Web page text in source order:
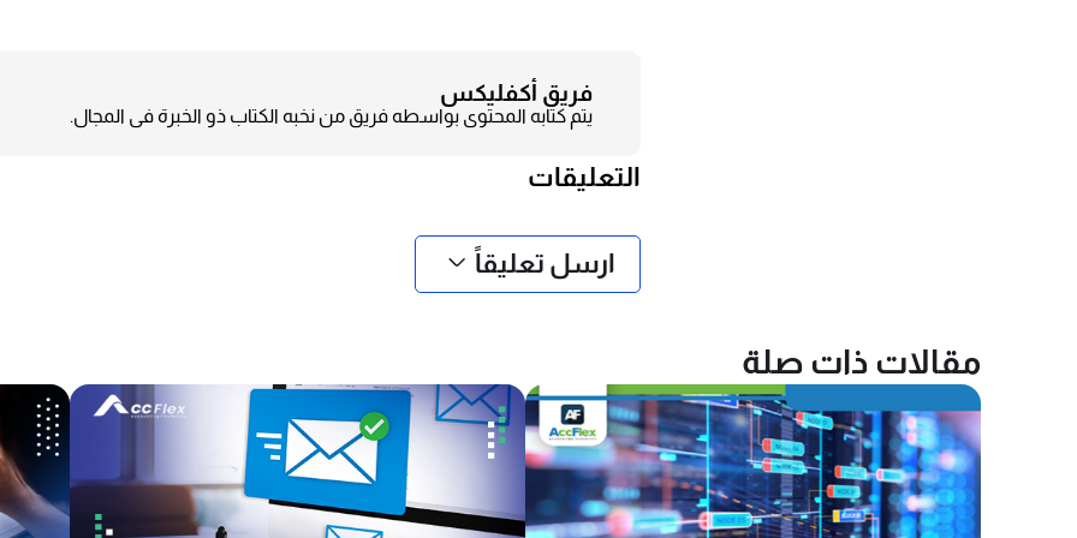
فريق أكفليكس
يتم كتابه المحتوى بواسطه فريق من نخبه الكتاب ذو الخبرة فى المجال.
التعليقات
ارسل تعليقاً
مقالات ذات صلة